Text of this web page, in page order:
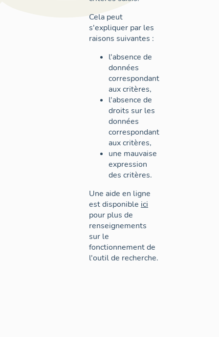
Cela peut
s'expliquer par les
raisons suivantes :
l'absence de
données
correspondant
aux critères,
l'absence de
droits sur les
données
correspondant
aux critères,
une mauvaise
expression
des critères.
Une aide en ligne
est disponible ici
pour plus de
renseignements
sur le
fonctionnement de
l'outil de recherche.